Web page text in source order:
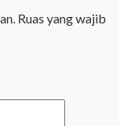
Ruas yang wajib